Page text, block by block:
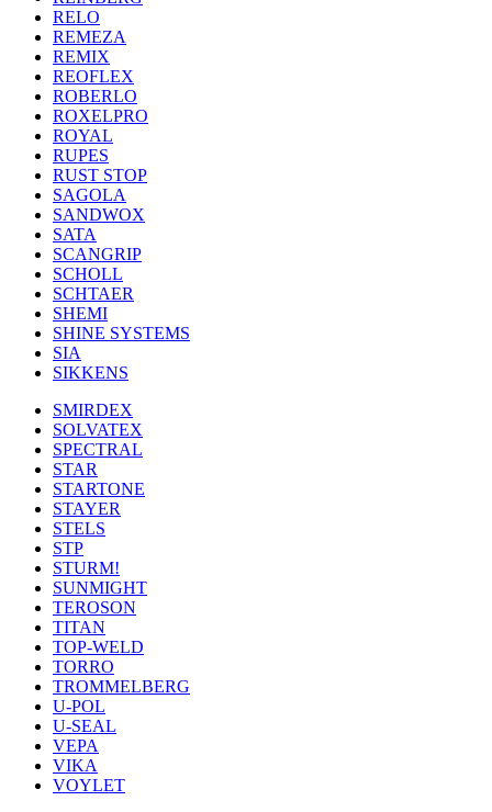
RELO
REMEZA
REMIX
REOFLEX
ROBERLO
ROXELPRO
ROYAL
RUPES
RUST STOP
SAGOLA
SANDWOX
SATA
SCANGRIP
SCHOLL
SCHTAER
SHEMI
SHINE SYSTEMS
SIA
SIKKENS
SMIRDEX
SOLVATEX
SPECTRAL
STAR
STARTONE
STAYER
STELS
STP
STURM!
SUNMIGHT
TEROSON
TITAN
TOP-WELD
TORRO
TROMMELBERG
U-POL
U-SEAL
VEPA
VIKA
VOYLET